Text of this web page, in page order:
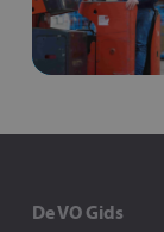
De VO Gids